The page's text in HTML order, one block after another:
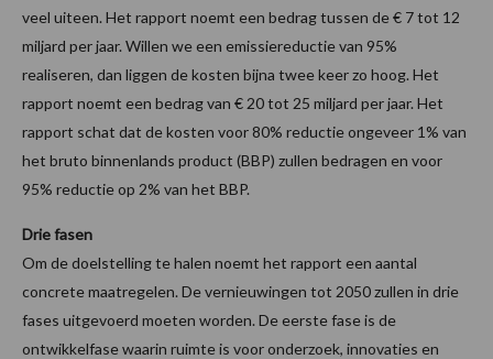
veel uiteen. Het rapport noemt een bedrag tussen de € 7 tot 12
miljard per jaar. Willen we een emissiereductie van 95%
realiseren, dan liggen de kosten bijna twee keer zo hoog. Het
rapport noemt een bedrag van € 20 tot 25 miljard per jaar. Het
rapport schat dat de kosten voor 80% reductie ongeveer 1% van
het bruto binnenlands product (BBP) zullen bedragen en voor
95% reductie op 2% van het BBP.
Drie fasen
Om de doelstelling te halen noemt het rapport een aantal
concrete maatregelen. De vernieuwingen tot 2050 zullen in drie
fases uitgevoerd moeten worden. De eerste fase is de
ontwikkelfase waarin ruimte is voor onderzoek, innovaties en